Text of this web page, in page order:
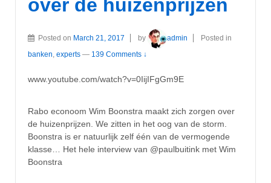
over de huizenprijzen
Posted on March 21, 2017 by admin
Posted in
banken, experts — 139 Comments ↓
www.youtube.com/watch?v=0IijIFgGm9E
Rabo econoom Wim Boonstra maakt zich zorgen over
de huizenprijzen. We zitten in het oog van de storm.
Boonstra is er natuurlijk zelf één van de vermogende
klasse… Het hele interview van @paulbuitink met Wim
Boonstra